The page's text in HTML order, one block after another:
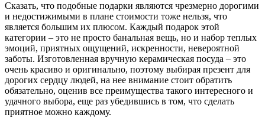
Сказать, что подобные подарки являются чрезмерно дорогими
и недостижимыми в плане стоимости тоже нельзя, что
является большим их плюсом. Каждый подарок этой
категории – это не просто банальная вещь, но и набор теплых
эмоций, приятных ощущений, искренности, невероятной
заботы. Изготовленная вручную керамическая посуда – это
очень красиво и оригинально, поэтому выбирая презент для
дорогих сердцу людей, на нее внимание стоит обратить
обязательно, оценив все преимущества такого интересного и
удачного выбора, еще раз убедившись в том, что сделать
приятное можно каждому.